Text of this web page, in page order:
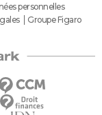
personnelles
Groupe Figaro